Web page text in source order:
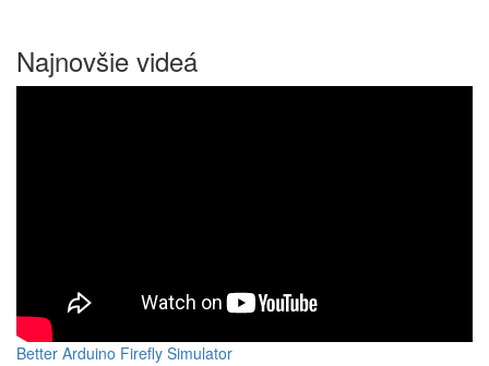
Najnovšie videá
Better Arduino Firefly Simulator